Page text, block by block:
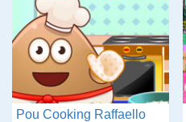
Pou Cooking Raffaello